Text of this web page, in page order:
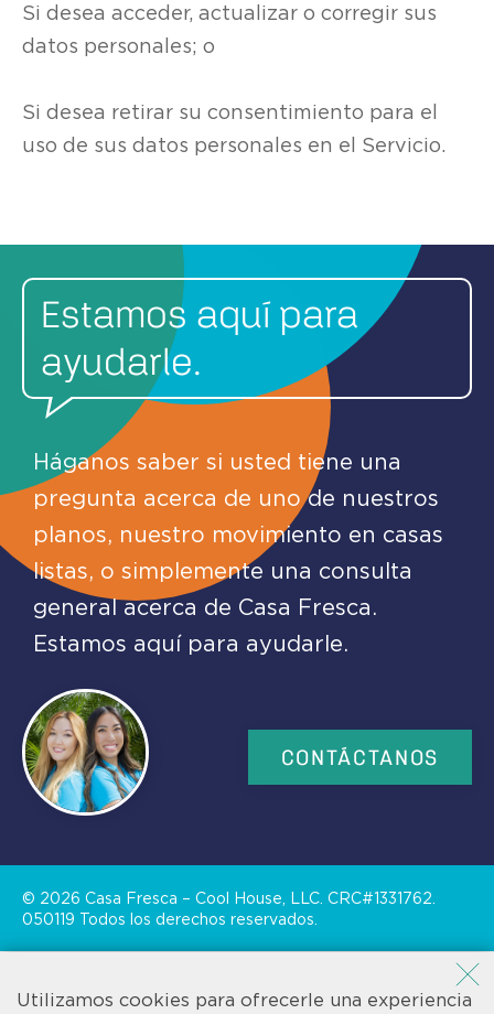
Si desea acceder, actualizar o corregir sus
datos personales; o
Si desea retirar su consentimiento para el
uso de sus datos personales en el Servicio.
Estamos aquí para
ayudarle.
Háganos saber si usted tiene una
pregunta acerca de uno de nuestros
planos, nuestro movimiento en casas
listas, o simplemente una consulta
general acerca de Casa Fresca.
Estamos aquí para ayudarle.
CONTÁCTANOS
© 2026 Casa Fresca – Cool House, LLC. CRC#1331762.
050119 Todos los derechos reservados.
Política de privacidad Política de privacidad de SMS
Utilizamos cookies para ofrecerle una experiencia